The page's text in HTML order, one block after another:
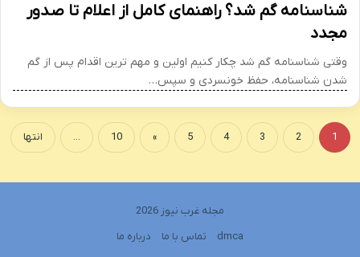
شناسنامه گم شد؟ راهنمای کامل از اعلام تا صدور
مجدد
وقتی شناسنامه گم شد چکار کنیم اولین و مهم ترین اقدام پس از گم
شدن شناسنامه، حفظ خونسردی و سپس…
1
2
3
4
5
»
10
... انتها
مجله غرب نیوز 2026
dmca
تماس با ما درباره ما